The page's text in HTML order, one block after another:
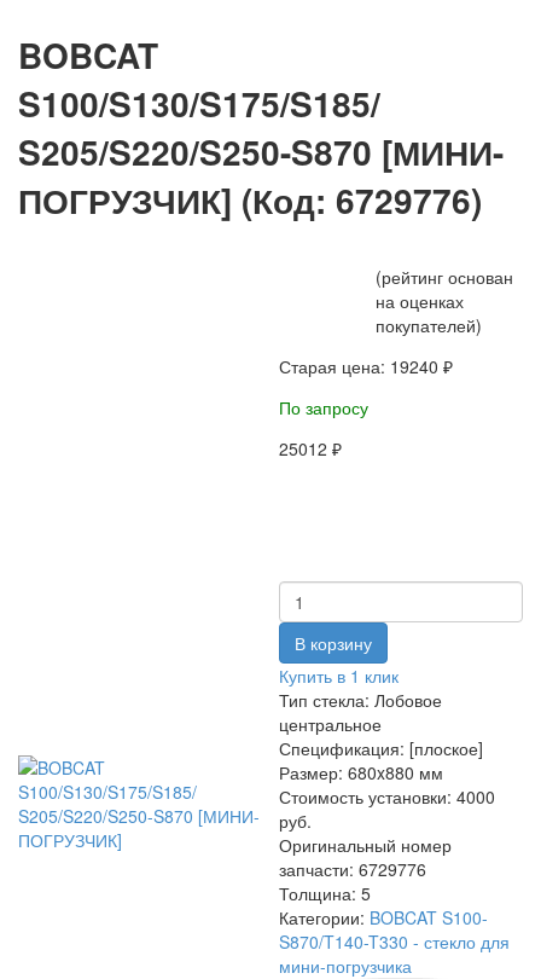
BOBCAT
S100/S130/S175/S185/
S205/S220/S250-S870 [МИНИ-
ПОГРУЗЧИК] (Код: 6729776)
(рейтинг основан
на оценках
покупателей)
Старая цена: 19240 ₽
По запросу
25012 ₽
Купить в 1 клик
Тип стекла: Лобовое
центральное
Спецификация: [плоское]
Размер: 680x880 мм
Стоимость установки: 4000
руб.
Оригинальный номер
запчасти: 6729776
Толщина: 5
Категории: BOBCAT S100-
S870/T140-T330 - стекло для
мини-погрузчика